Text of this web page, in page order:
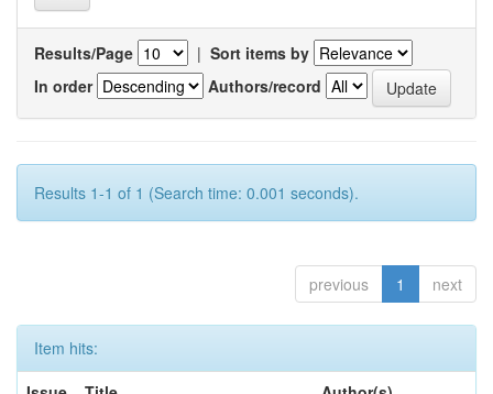
Results/Page | Sort items by
In order
Authors/record
Results 1-1 of 1 (Search time: 0.001 seconds).
previous 1 next
Item hits: